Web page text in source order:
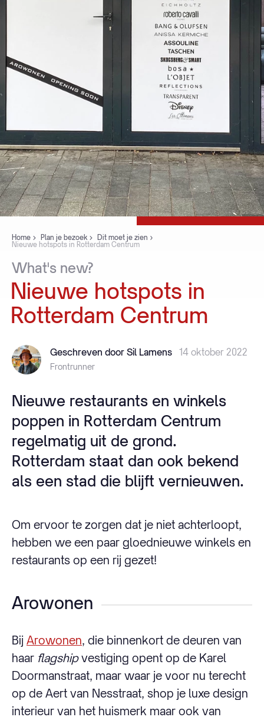
Home Plan je bezoek
Dit moet je zien
Nieuwe hotspots in Rotterdam Centrum
What's new?
Nieuwe hotspots in
Rotterdam Centrum
Geschreven door Sil Lamens 14 oktober 2022
Frontrunner
Nieuwe restaurants en winkels
poppen in Rotterdam Centrum
regelmatig uit de grond.
Rotterdam staat dan ook bekend
als een stad die blijft vernieuwen.
Om ervoor te zorgen dat je niet achterloopt,
hebben we een paar gloednieuwe winkels en
restaurants op een rij gezet!
Arowonen
Bij Arowonen, die binnenkort de deuren van
haar flagshipvestiging opent op de Karel
Doormanstraat, maar waar je voor nu terecht
op de Aert van Nesstraat, shop je luxe design
interieur van het huismerk maar ook van